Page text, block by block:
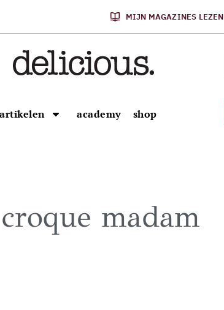
MIJN MAGAZINES LEZEN
artikelen academy shop
croque madam